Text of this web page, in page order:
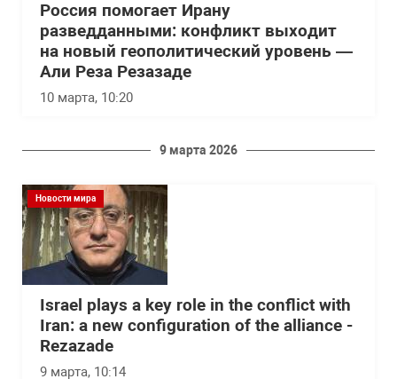
Россия помогает Ирану
разведданными: конфликт выходит
на новый геополитический уровень —
Али Реза Резазаде
10 марта, 10:20
9 марта 2026
Новости мира
Israel plays a key role in the conflict with
Iran: a new configuration of the alliance -
Rezazade
9 марта, 10:14